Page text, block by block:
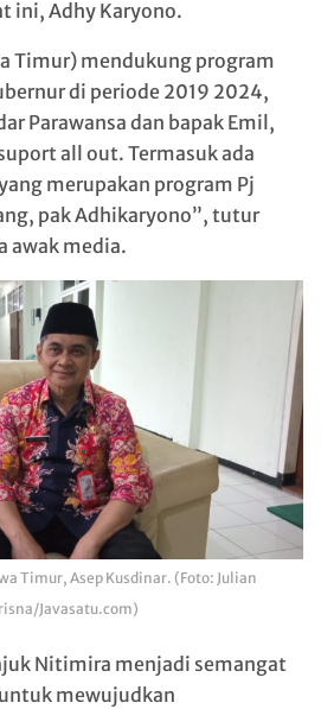
ini, Adhy Karyono.
Timur) mendukung program
di periode 2019 2024,
Parawansa dan bapak Emil,
all out. Termasuk ada
merupakan program Pj
pak Adhikaryono”, tutur
awak media.
Timur, Asep Kusdinar. (Foto: Julian
Javasatu.com)
Nitimira menjadi semangat
mewujudkan